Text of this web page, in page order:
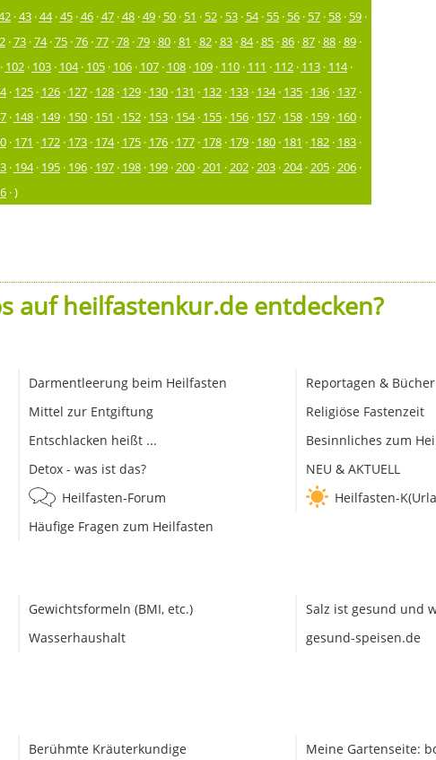
·43·44·45·46·47·48·49· 50· 51 · 52· 53· 54· 55· 56· 57· 58· 59·
·73·74·75·76·77·78·79·80·81 ·82·83·84·85·86·87·88·89·
· 102· 103· 104· 105· 106· 107· 108· 109· 110· 111 · 112· 113· 114·
· 125· 126· 127· 128· 129· 130· 131 · 132· 133· 134· 135· 136· 137·
· 148· 149· 150· 151 · 152· 153· 154· 155· 156· 157· 158· 159· 160·
· 171 · 172· 173· 174· 175· 176· 177· 178· 179· 180· 181 · 182· 183·
· 194· 195· 196· 197· 198· 199·200·201 ·202·203·204·205·206·
· )
auf heilfastenkur.de entdecken?
Darmentleerung beim Heilfasten
Mittel zur Entgiftung
Entschlacken heißt ...
Detox - was ist das?
Heilfasten-Forum
Häufige Fragen zum Heilfasten
Reportagen & Bücher
Religiöse Fastenzeit
Besinnliches zum
NEU & AKTUELL
Heilfasten-
Gewichtsformeln (BMI, etc.)
Wasserhaushalt
Salz ist gesund und
gesund-speisen.de
Berühmte Kräuterkundige Meine Gartenseite: